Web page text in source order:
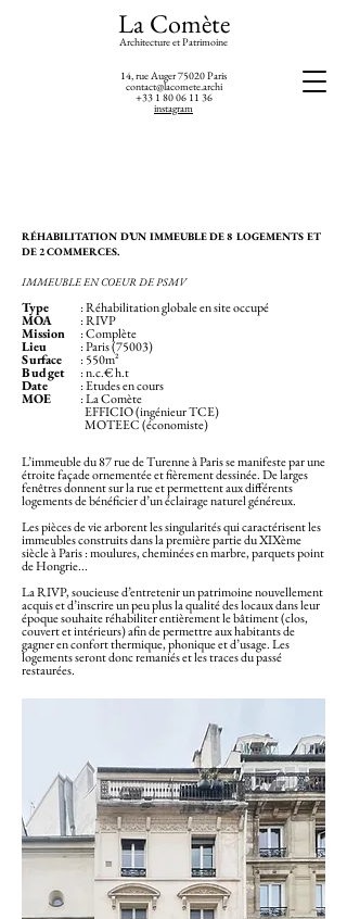
La Comète
Architecture et Patrimoine
14, rue Auger 75020 Paris
contact@lacomete.archi
+33 1 80 06 11 36
instagram
RÉHABILITATION D’UN IMMEUBLE DE 8 LOGEMENTS ET
DE 2 COMMERCES.
IMMEUBLE EN COEUR DE PSMV
Type
MOA
Mission
Lieu
Surface
Budget
Date
MOE
: Réhabilitation globale en site occupé
: RIVP
: Complète
: Paris (75003)
: 550m²
: n.c.€ h.t
: Etudes en cours
: La Comète
EFFICIO (ingénieur TCE)
MOTEEC (économiste)
L’immeuble du 87 rue de Turenne à Paris se manifeste par une
étroite façade ornementée et fièrement dessinée. De larges
fenêtres donnent sur la rue et permettent aux différents
logements de bénéficier d’un éclairage naturel généreux.
Les pièces de vie arborent les singularités qui caractérisent les
immeubles construits dans la première partie du XIXème
siècle à Paris : moulures, cheminées en marbre, parquets point
de Hongrie...
La RIVP, soucieuse d’entretenir un patrimoine nouvellement
acquis et d’inscrire un peu plus la qualité des locaux dans leur
époque souhaite réhabiliter entièrement le bâtiment (clos,
couvert et intérieurs) afin de permettre aux habitants de
gagner en confort thermique, phonique et d’usage. Les
logements seront donc remaniés et les traces du passé
restaurées.